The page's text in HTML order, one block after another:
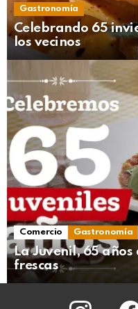
Gastronomía
Celebrando 65
los vecinos
Comercio Gastronomía
La Juvenil, 65
frescas
instagram